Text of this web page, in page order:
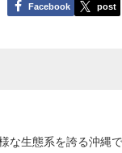
Facebook post
な生態系を誇る沖縄